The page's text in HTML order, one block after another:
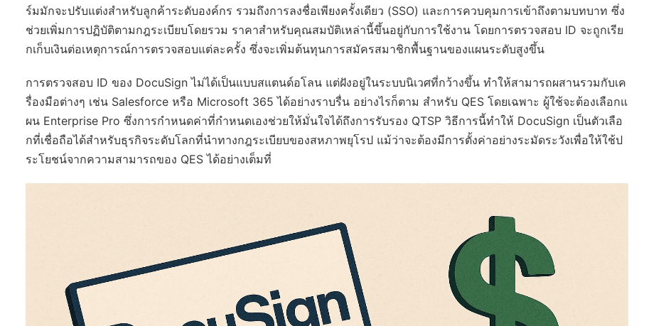
ร์มมักจะปรับแต่งสำหรับลูกค้าระดับองค์กร รวมถึงการลงชื่อเพียงครั้งเดียว (SSO) และการควบคุมการเข้าถึงตามบทบาท ซึ่ง
ช่วยเพิ่มการปฏิบัติตามกฎระเบียบโดยรวม ราคาสำหรับคุณสมบัติเหล่านี้ขึ้นอยู่กับการใช้งาน โดยการตรวจสอบ ID จะถูกเรีย
กเก็บเงินต่อเหตุการณ์การตรวจสอบแต่ละครั้ง ซึ่งจะเพิ่มต้นทุนการสมัครสมาชิกพื้นฐานของแผนระดับสูงขึ้น
การตรวจสอบ ID ของ DocuSign ไม่ได้เป็นแบบสแตนด์อโลน แต่ฝังอยู่ในระบบนิเวศที่กว้างขึ้น ทำให้สามารถผสานรวมกับเค
รื่องมือต่างๆ เช่น Salesforce หรือ Microsoft 365 ได้อย่างราบรื่น อย่างไรก็ตาม สำหรับ QES โดยเฉพาะ ผู้ใช้จะต้องเลือกแ
ผน Enterprise Pro ซึ่งการกำหนดค่าที่กำหนดเองช่วยให้มั่นใจได้ถึงการรับรอง QTSP วิธีการนี้ทำให้ DocuSign เป็นตัวเลือ
กที่เชื่อถือได้สำหรับธุรกิจระดับโลกที่นำทางกฎระเบียบของสหภาพยุโรป แม้ว่าจะต้องมีการตั้งค่าอย่างระมัดระวังเพื่อให้ใช้ป
ระโยชน์จากความสามารถของ QES ได้อย่างเต็มที่